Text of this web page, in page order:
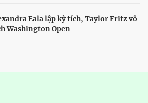
Eala lập kỳ tích, Taylor Fritz vô
Washington Open